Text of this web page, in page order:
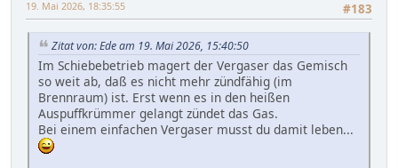
#183
19. Mai 2026, 18:35:55
Zitat von: Ede am 19. Mai 2026, 15:40:50
Im Schiebebetrieb magert der Vergaser das Gemisch
so weit ab, daß es nicht mehr zündfähig (im
Brennraum) ist. Erst wenn es in den heißen
Auspuffkrümmer gelangt zündet das Gas.
Bei einem einfachen Vergaser musst du damit leben...